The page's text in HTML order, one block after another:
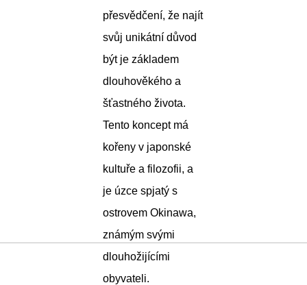
přesvědčení, že najít
svůj unikátní důvod
být je základem
dlouhověkého a
šťastného života.
Tento koncept má
kořeny v japonské
kultuře a filozofii, a
je úzce spjatý s
ostrovem Okinawa,
známým svými
dlouhožijícími
obyvateli.